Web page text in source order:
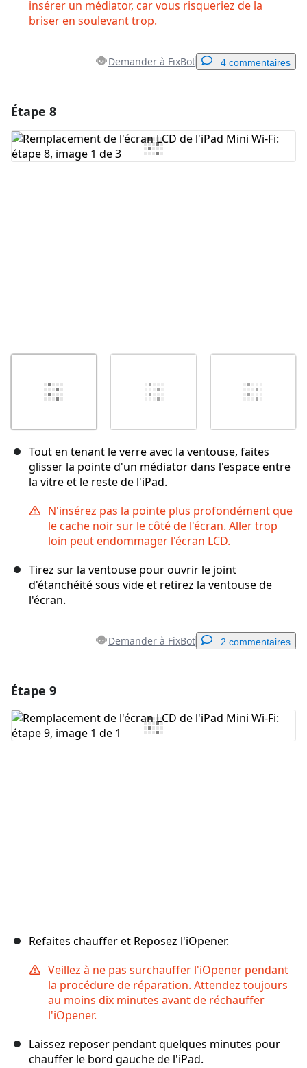
insérer un médiator, car vous risqueriez de la
briser en soulevant trop.
Demander à FixBot 4 commentaires
Ajouter un commentaire
Étape 8
Tout en tenant le verre avec la ventouse, faites
glisser la pointe d'un médiator dans l'espace entre
la vitre et le reste de l'iPad.
N'insérez pas la pointe plus profondément que
le cache noir sur le côté de l'écran. Aller trop
loin peut endommager l'écran LCD.
Tirez sur la ventouse pour ouvrir le joint
d'étanchéité sous vide et retirez la ventouse de
l'écran.
Demander à FixBot 2 commentaires
Ajouter un commentaire
Étape 9
Refaites chauffer et Reposez l'iOpener.
Veillez à ne pas surchauffer l'iOpener pendant
la procédure de réparation. Attendez toujours
au moins dix minutes avant de réchauffer
l'iOpener.
Laissez reposer pendant quelques minutes pour
chauffer le bord gauche de l'iPad.